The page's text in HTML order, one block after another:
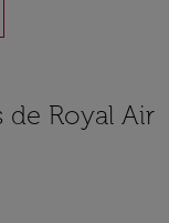
de Royal Air